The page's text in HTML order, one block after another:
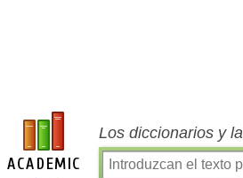
Los diccionarios y